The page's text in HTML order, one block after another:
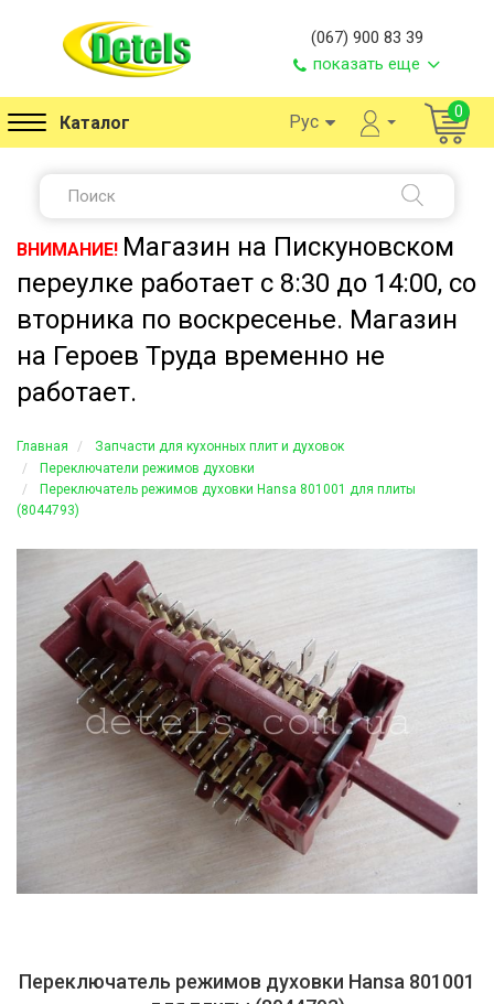
(067) 900 83 39
показать еще
Каталог Рус 0
ВНИМАНИЕ! Магазин на Пискуновском
переулке работает с 8:30 до 14:00, со
вторника по воскресенье. Магазин
на Героев Труда временно не
работает.
Главная
Запчасти для кухонных плит и духовок
Переключатели режимов духовки
Переключатель режимов духовки Hansa 801001 для плиты
(8044793)
Переключатель режимов духовки Hansa 801001